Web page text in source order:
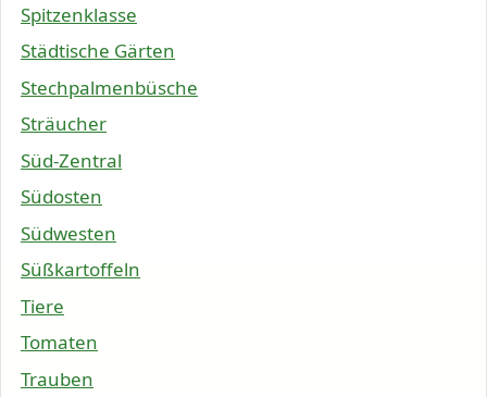
Spitzenklasse
Städtische Gärten
Stechpalmenbüsche
Sträucher
Süd-Zentral
Südosten
Südwesten
Süßkartoffeln
Tiere
Tomaten
Trauben